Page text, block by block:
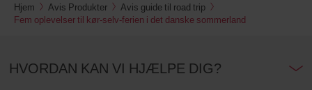
Hjem Avis Produkter
Avis guide til road trip
Fem oplevelser til kør-selv-ferien i det danske sommerland
HVORDAN KAN VI HJÆLPE DIG?